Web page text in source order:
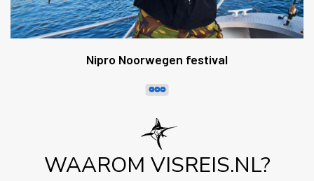
Nipro Noorwegen festival
WAAROM VISREIS.NL?